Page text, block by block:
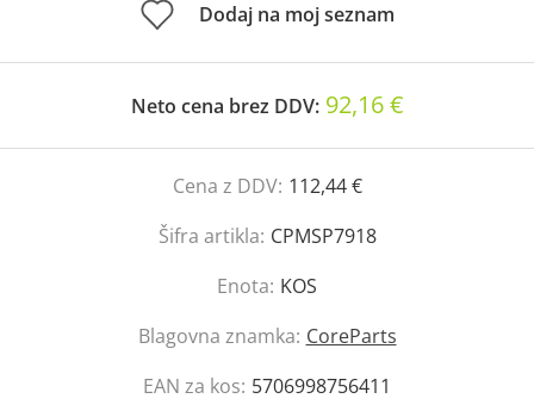
Dodaj na moj seznam
Neto cena brez DDV: 92,16 €
Cena z DDV: 112,44 €
Šifra artikla: CPMSP7918
Enota: KOS
Blagovna znamka: CoreParts
EAN za kos: 5706998756411